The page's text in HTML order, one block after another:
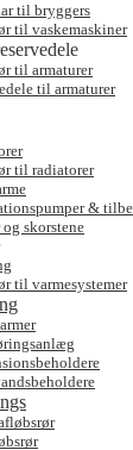
til bryggers
til vaskemaskiner
til armaturer
til armaturer
til radiatorer
&
skorstene
til varmesystemer